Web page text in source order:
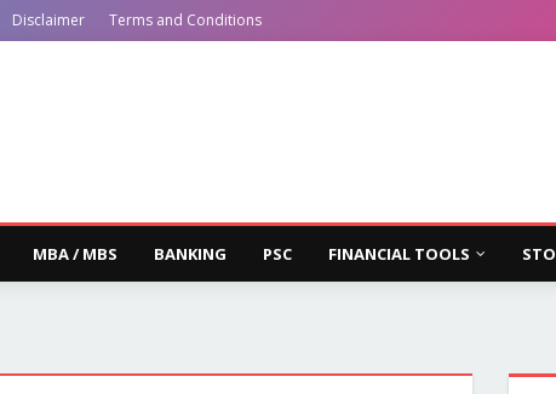
Disclaimer Terms and Conditions
MBA / MBS BANKING PSC FINANCIAL TOOLS